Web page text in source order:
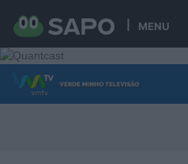
MENU
Skip to content